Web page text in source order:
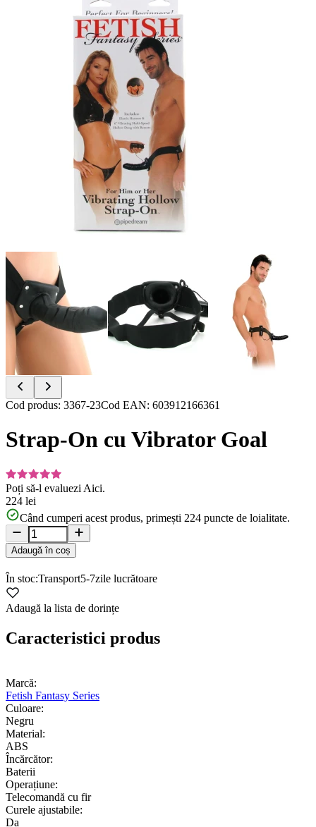
Item
of
7
Cod produs: 3367-23Cod EAN: 603912166361
Strap-On cu Vibrator Goal
Poți să-l evaluezi Aici.
224 lei
Când cumperi acest produs, primești 224 puncte de loialitate.
Adaugă în coș
În stoc:Transport5-7zile lucrătoare
Adaugă la lista de dorințe
Caracteristici produs
Marcă:
Fetish Fantasy Series
Culoare:
Negru
Material:
ABS
Încărcător:
Baterii
Operațiune:
Telecomandă cu fir
Curele ajustabile:
Da